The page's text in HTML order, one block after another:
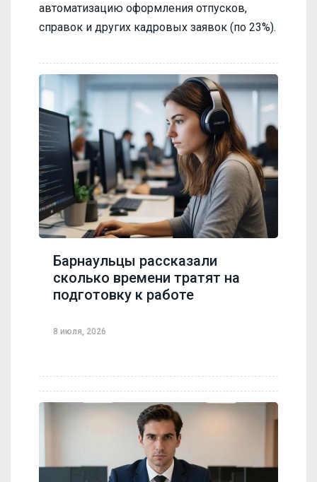
автоматизацию оформления отпусков,
справок и других кадровых заявок (по 23%).
Барнаульцы рассказали
сколько времени тратят на
подготовку к работе
8 июля, 2026